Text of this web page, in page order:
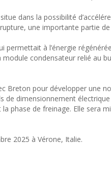
dans la possibilité
une importante partie
à l’énergie
condensateur relié au
Breton pour développer une
dimensionnement
phase de freinage. Elle sera
2025 à Vérone, Italie.